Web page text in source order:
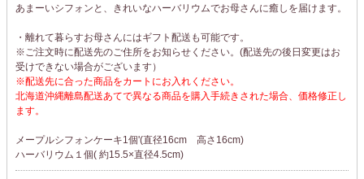
あまーいシフォンと、きれいなハーバリウムでお母さんに癒しを届けます。
・離れて暮らすお母さんにはギフト配送も可能です。
※ご注文時に配送先のご住所をお知らせください。(配送先の後日変更はお
受けできない場合がございます）
※配送先に合った商品をカートにお入れください。
北海道沖縄離島配送あてで異なる商品を購入手続きされた場合、価格修正し
ます。
メープルシフォンケーキ1個'(直径16cm 高さ16cm)
ハーバリウム１個( 約15.5×直径4.5cm)